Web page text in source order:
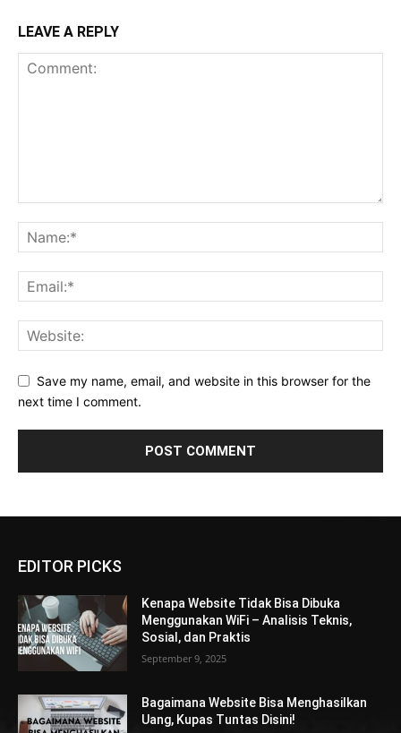
LEAVE A REPLY
Save my name, email, and website in this browser for the
next time I comment.
EDITOR PICKS
Kenapa Website Tidak Bisa Dibuka
Menggunakan WiFi – Analisis Teknis,
Sosial, dan Praktis
September 9, 2025
Bagaimana Website Bisa Menghasilkan
Uang, Kupas Tuntas Disini!